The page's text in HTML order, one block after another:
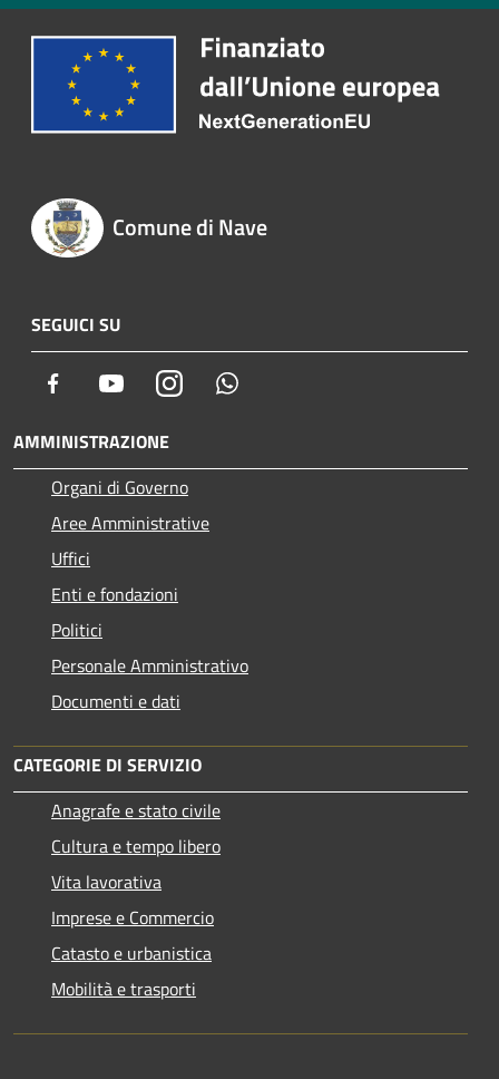
Comune di Nave
SEGUICI SU
Facebook YoutubeInstagram
AMMINISTRAZIONE
Organi di Governo
Aree Amministrative
Uffici
Enti e fondazioni
Politici
Personale Amministrativo
Documenti e dati
CATEGORIE DI SERVIZIO
Anagrafe e stato civile
Cultura e tempo libero
Vita lavorativa
Imprese e Commercio
Catasto e urbanistica
Mobilità e trasporti